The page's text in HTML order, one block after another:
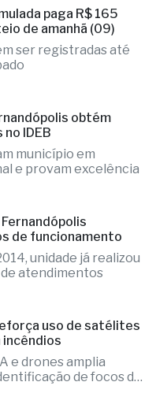
paga R$ 165
de amanhã (09)
ser registradas até
obtém
IDEB
município em
e provam excelência
de funcionamento
unidade já realizou
atendimentos
uso de satélites
e drones amplia
de focos de